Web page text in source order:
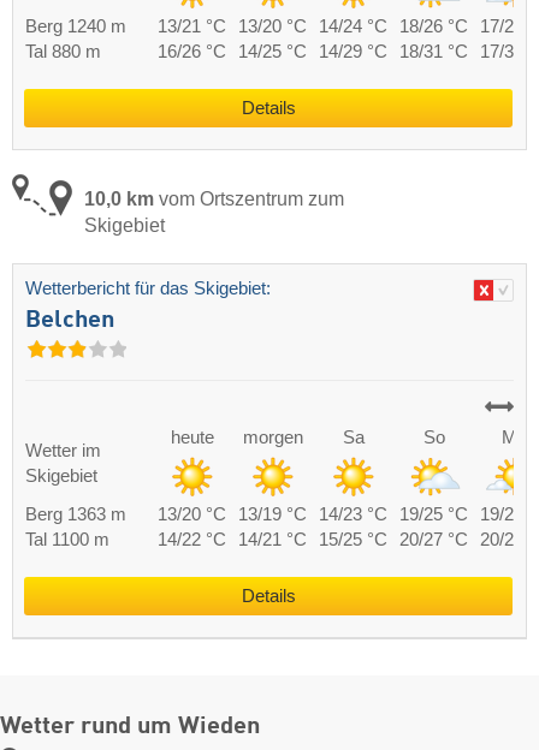
Berg 1240 m 13/21 °C 13/20 °C 14/24 °C 18/26 °C
17/24
Tal 880 m
16/26 °C 14/25 °C 14/29 °C 18/31 °C 17/30
Details
10,0 km vom Ortszentrum zum
Skigebiet
Wetterbericht für das Skigebiet:
Belchen
Wetter im
Skigebiet
heute morgen Sa So Mo
Berg 1363 m 13/20 °C 13/19 °C 14/23 °C 19/25 °C
19/23
Tal 1100 m
14/22 °C 14/21 °C 15/25 °C 20/27 °C 20/25
Details
Wetter rund um Wieden